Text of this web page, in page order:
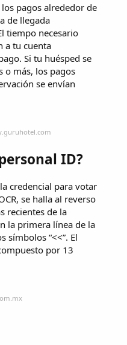
pagos alrededor de
de llegada
tiempo necesario
a tu cuenta
Si tu huésped se
o más, los pagos
se envían
ID?
credencial para votar
se halla al reverso
recientes de la
la primera línea de la
símbolos “<<”. El
por 13